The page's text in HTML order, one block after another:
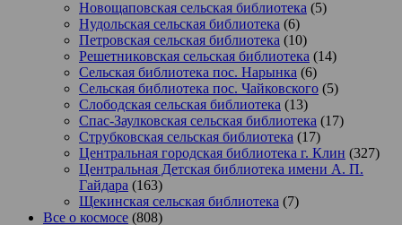
Новощаповская сельская библиотека (5)
Нудольская сельская библиотека (6)
Петровская сельская библиотека (10)
Решетниковская сельская библиотека (14)
Сельская библиотека пос. Нарынка (6)
Сельская библиотека пос. Чайковского (5)
Слободская сельская библиотека (13)
Спас-Заулковская сельская библиотека (17)
Струбковская сельская библиотека (17)
Центральная городская библиотека г. Клин (327)
Центральная Детская библиотека имени А. П.
Гайдара (163)
Щекинская сельская библиотека (7)
Все о космосе (808)